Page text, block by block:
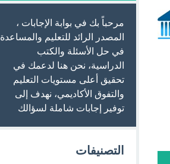
مرحباً بك في بوابة الإجابات ،
المصدر الرائد للتعليم والمساعدة
في حل الأسئلة والكتب
الدراسية، نحن هنا لدعمك في
تحقيق أعلى مستويات التعليم
والتفوق الأكاديمي، نهدف إلى
توفير إجابات شاملة لسؤالك
التصنيفات